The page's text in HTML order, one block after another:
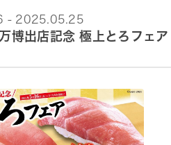
- 2025.05.25
博出店記念 極上とろフェア